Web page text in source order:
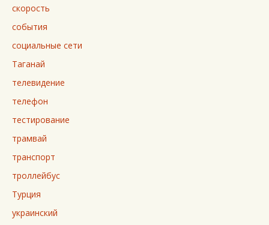
скорость
события
социальные сети
Таганай
телевидение
телефон
тестирование
трамвай
транспорт
троллейбус
Турция
украинский